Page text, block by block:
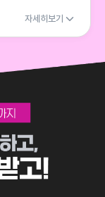
자세히보기